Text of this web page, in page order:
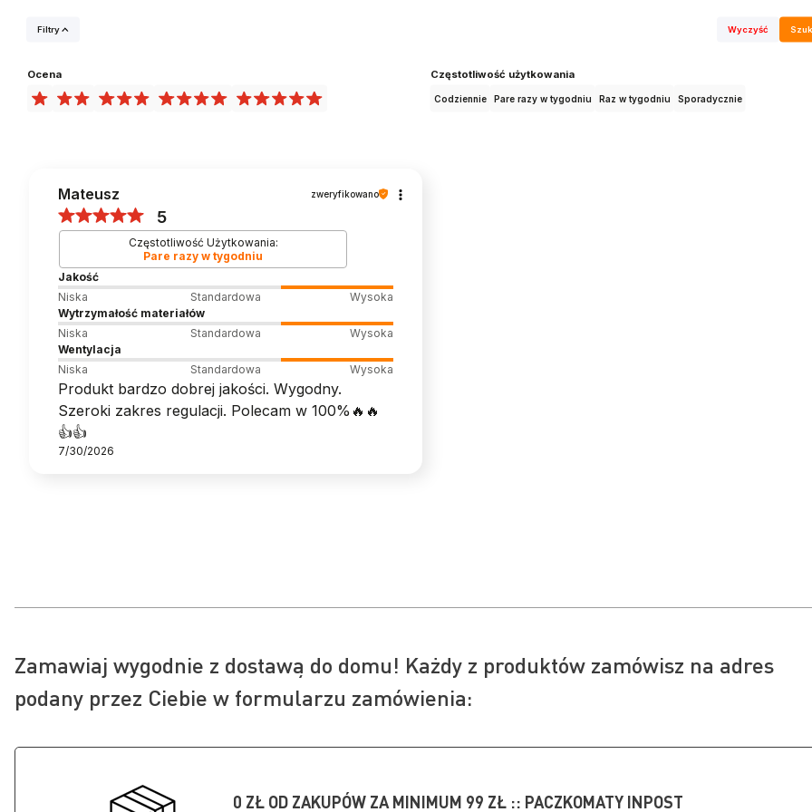
Filtry Wyczyść
Ocena Częstotliwość użytkowania
Codziennie Pare razy w tygodniu Raz w tygodniu Sporadycznie
Mateusz zweryfikowano
5
Częstotliwość Użytkowania:
Pare razy w tygodniu
Jakość
Niska
Standardowa
Wysoka
Wytrzymałość materiałów
Niska
Standardowa
Wysoka
Wentylacja
Niska
Standardowa Wysoka
Produkt bardzo dobrej jakości. Wygodny.
Szeroki zakres regulacji. Polecam w 100%🔥🔥
👍️👍️
7/30/2026
Zamawiaj wygodnie z dostawą do domu! Każdy z produktów zamówisz na adres
podany przez Ciebie w formularzu zamówienia:
0 ZŁ OD ZAKUPÓW ZA MINIMUM 99 ZŁ :: PACZKOMATY INPOST